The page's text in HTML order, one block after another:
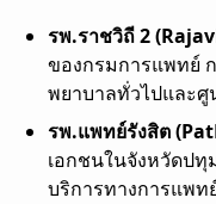
รพ.ราชวิถี 2
ของกรมการแพทย์
พยาบาลทั่วไปและศู
รพ.แพทย์รังสิต
เอกชนในจังหวัดป
บริการทางการแพ